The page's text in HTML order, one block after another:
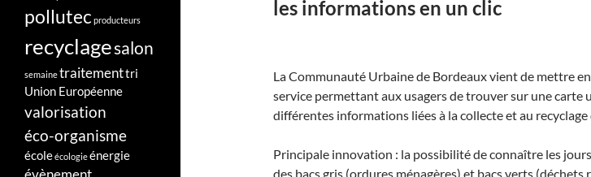
les informations en un clic
La Communauté Urbaine de Bordeaux vient de mettre
service permettant aux usagers de trouver sur une carte
différentes informations liées à la collecte et au recyclage
Principale innovation : la possibilité de connaître les
des bacs gris (ordures ménagères) et bacs verts (déchets
pollutec producteurs
recyclagesalon
semainetraitementtri
Union Européenne
valorisation
éco-organisme
écoleécologieénergie